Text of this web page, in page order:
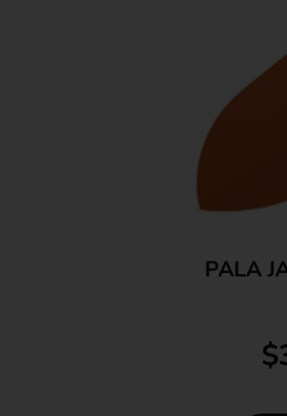
PALA
$